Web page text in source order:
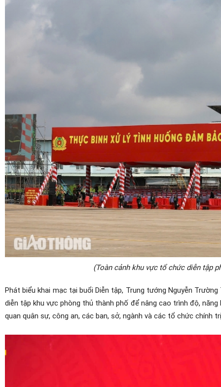
(Toàn cảnh khu vực tổ chức diễn tập
Phát biểu khai mạc tại buổi Diễn tập, Trung tướng Nguyễn
diễn tập khu vực phòng thủ thành phố để nâng cao trình độ,
quan quân sự, công an, các ban, sở, ngành và các tổ chức chính